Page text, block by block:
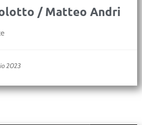
/ Matteo Andri
2023